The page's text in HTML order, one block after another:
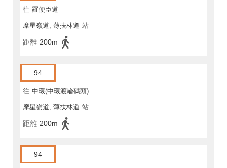
往 羅便臣道
摩星嶺道, 薄扶林道 站
距離 200m
94
往 中環(中環渡輪碼頭)
摩星嶺道, 薄扶林道 站
距離 200m
94